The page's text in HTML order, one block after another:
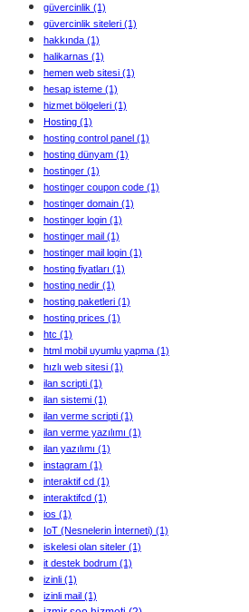
güvercinlik (1)
güvercinlik siteleri (1)
hakkında (1)
halikarnas (1)
hemen web sitesi (1)
hesap isteme (1)
hizmet bölgeleri (1)
Hosting (1)
hosting control panel (1)
hosting dünyam (1)
hostinger (1)
hostinger coupon code (1)
hostinger domain (1)
hostinger login (1)
hostinger mail (1)
hostinger mail login (1)
hosting fiyatları (1)
hosting nedir (1)
hosting paketleri (1)
hosting prices (1)
htc (1)
html mobil uyumlu yapma (1)
hızlı web sitesi (1)
ilan scripti (1)
ilan sistemi (1)
ilan verme scripti (1)
ilan verme yazılımı (1)
ilan yazılımı (1)
instagram (1)
interaktif cd (1)
interaktifcd (1)
ios (1)
IoT (Nesnelerin İnterneti) (1)
iskelesi olan siteler (1)
it destek bodrum (1)
izinli (1)
izinli mail (1)